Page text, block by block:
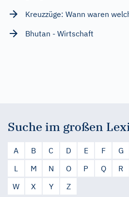
Kreuzzüge: Wann waren
Bhutan - Wirtschaft
Suche im großen
A B C D E F G
L
M N O P Q R
W
X Y Z